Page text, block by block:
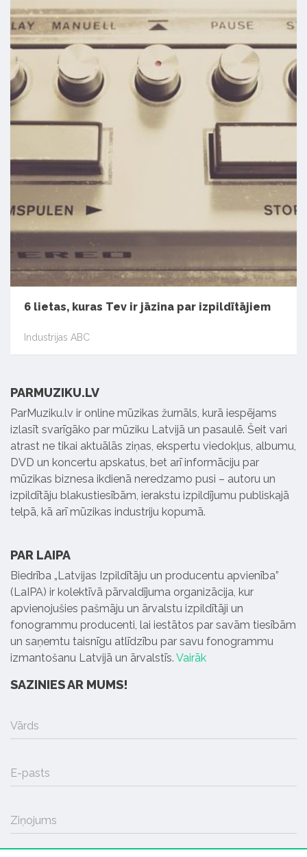
6 lietas, kuras Tev ir jāzina par izpildītājiem
Industrijas ABC
PARMUZIKU.LV
ParMuziku.lv ir online mūzikas žurnāls, kurā iespējams
izlasīt svarīgāko par mūziku Latvijā un pasaulē. Šeit vari
atrast ne tikai aktuālās ziņas, ekspertu viedokļus, albumu,
DVD un koncertu apskatus, bet arī informāciju par
mūzikas biznesa ikdienā neredzamo pusi – autoru un
izpildītāju blakustiesībām, ierakstu izpildījumu publiskajā
telpā, kā arī mūzikas industriju kopumā.
PAR LAIPA
Biedrība „Latvijas Izpildītāju un producentu apvienība”
(LaIPA) ir kolektīvā pārvaldījuma organizācija, kur
apvienojušies pašmāju un ārvalstu izpildītāji un
fonogrammu producenti, lai iestātos par savām tiesībām
un saņemtu taisnīgu atlīdzību par savu fonogrammu
izmantošanu Latvijā un ārvalstīs. Vairāk
SAZINIES AR MUMS!
Vārds
E-pasts
Ziņojums